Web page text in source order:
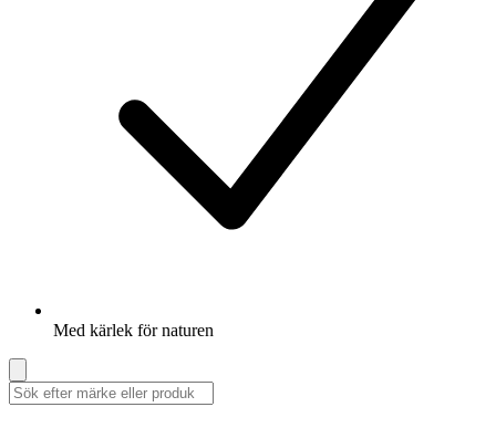
Med kärlek för naturen